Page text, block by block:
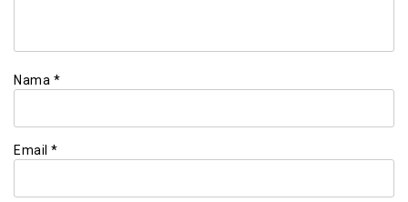
Nama *
Email *